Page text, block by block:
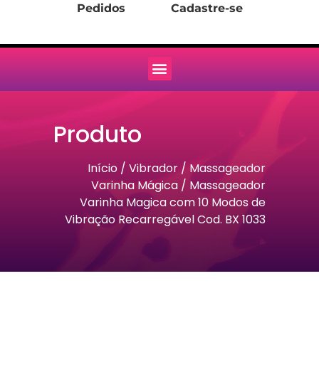
Pedidos Cadastre-se
Produto
Início / Vibrador / Massageador
Varinha Mágica / Massageador
Varinha Magica com 10 Modos de
Vibração Recarregável Cod. BX 1033